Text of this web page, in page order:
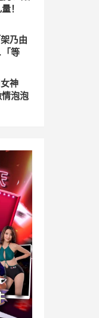
！
乃由
等
神
情泡泡